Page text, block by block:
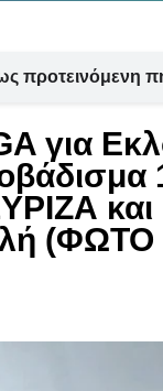
προτεινόμενη
για
και